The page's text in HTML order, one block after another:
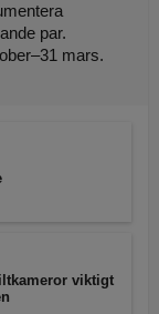
par.
mars.
viktigt